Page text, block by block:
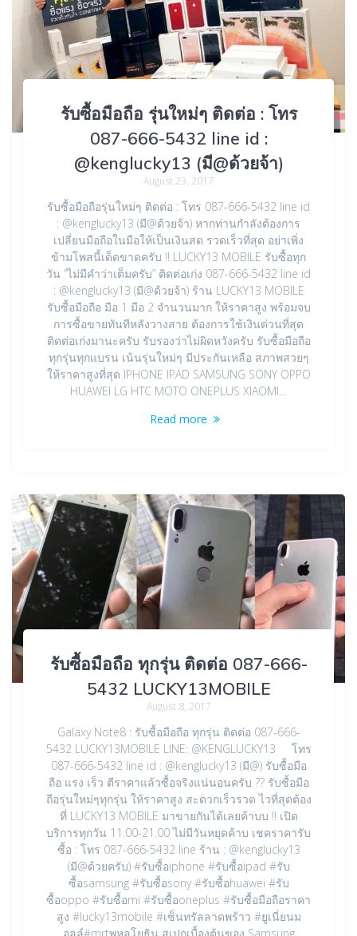
รับซื้อมือถือ รุ่นใหม่ๆ ติดต่อ : โทร
087-666-5432 line id :
@kenglucky13 (มี@ด้วยจ้า)
August 23, 2017
รับซื้อมือถือรุ่นใหม่ๆ ติดต่อ : โทร 087-666-5432 line id
: @kenglucky13 (มี@ด้วยจ้า) หากท่านกำลังต้องการ
เปลี่ยนมือถือในมือให้เป็นเงินสด รวดเร็วที่สุด อย่าเพิ่ง
ข้ามโพสนี้เด็ดขาดครับ !! LUCKY13 MOBILE รับซื้อทุก
วัน “ไม่มีคำว่าเต็มครับ” ติดต่อเก่ง 087-666-5432 line id
: @kenglucky13 (มี@ด้วยจ้า) ร้าน LUCKY13 MOBILE
รับซื้อมือถือ มือ 1 มือ 2 จำนวนมาก ให้ราคาสูง พร้อมจบ
การซื้อขายทันทีหลังวางสาย ต้องการใช้เงินด่วนที่สุด
ติดต่อเก่งมานะครับ รับรองว่าไม่ผิดหวังครับ รับซื้อมือถือ
ทุกรุ่นทุกแบรน เน้นรุ่นใหม่ๆ มีประกันเหลือ สภาพสวยๆ
ให้ราคาสูงที่สุด IPHONE IPAD SAMSUNG SONY OPPO
HUAWEI LG HTC MOTO ONEPLUS XIAOMI…
Read more
รับซื้อมือถือ ทุกรุ่น ติดต่อ 087-666-
5432 LUCKY13MOBILE
August 8, 2017
Galaxy Note8 : รับซื้อมือถือ ทุกรุ่น ติดต่อ 087-666-
5432 LUCKY13MOBILE LINE: @KENGLUCKY13 โทร
087-666-5432 line id : @kenglucky13 (มี@) รับซื้อมือ
ถือ แรง เร็ว ตีราคาแล้วซื้อจริงแน่นอนครับ ?? รับซื้อมือ
ถือรุ่นใหม่ๆทุกรุ่น ให้ราคาสูง สะดวกเร็วรวด ไวที่สุดต้อง
ที่ LUCKY13 MOBILE มาขายกันได้เลยค้าบบ !! เปิด
บริการทุกวัน 11.00-21.00 ไม่มีวันหยุดค้าบ เชคราคารับ
ซื้อ : โทร 087-666-5432 line ร้าน : @kenglucky13
(มี@ด้วยครับ) #รับซื้อiphone #รับซื้อipad #รับ
ซื้อsamsung #รับซื้อsony #รับซื้อhuawei #รับ
ซื้อoppo #รับซื้อmi #รับซื้อoneplus #รับซื้อมือถือราคา
สูง #lucky13mobile #เซ็นทรัลลาดพร้าว #ยูเนี่ยนม